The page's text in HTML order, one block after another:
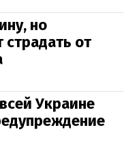
но
от
Украине